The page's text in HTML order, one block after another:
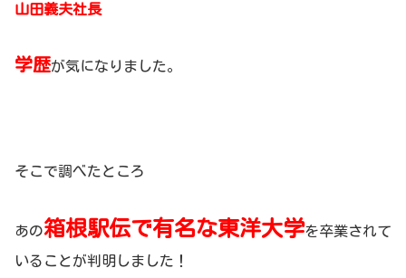
山田義夫社長
学歴が気になりました。
そこで調べたところ
あの箱根駅伝で有名な東洋大学を卒業されて
いることが判明しました！